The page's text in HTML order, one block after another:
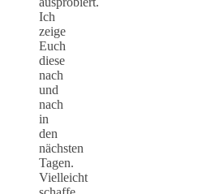
Ich
zeige
Euch
diese
nach
und
nach
in
den
nächsten
Tagen.
Vielleicht